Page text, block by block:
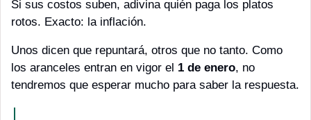
Si sus costos suben, adivina quién paga los platos
rotos. Exacto: la inflación.
Unos dicen que repuntará, otros que no tanto. Como
los aranceles entran en vigor el 1 de enero, no
tendremos que esperar mucho para saber la respuesta.